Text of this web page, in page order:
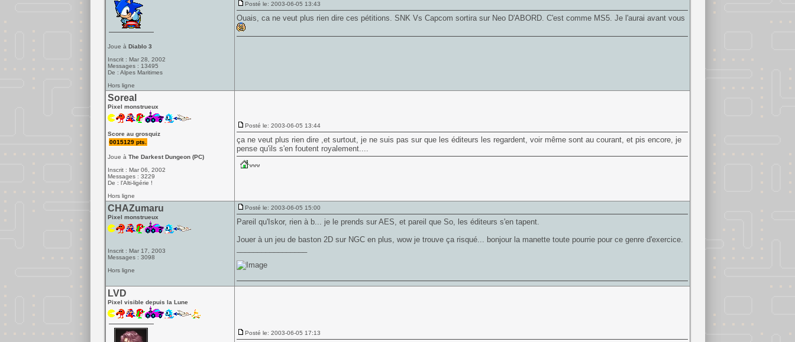
Joue à Diablo 3
Inscrit : Mar 28, 2002
Messages : 13495
De : Alpes Maritimes
Hors ligne
Posté le: 2003-06-05 13:43
Ouais, ca ne veut plus rien dire ces pétitions. SNK Vs Capcom sortira sur Neo D'ABORD. C'est comme MS5. Je l'aurai avant vous
Soreal
Pixel monstrueux
Score au grosquiz
0015129 pts.
Joue à The Darkest Dungeon (PC)
Inscrit : Mar 06, 2002
Messages : 3229
De : l'Alti-ligérie !
Hors ligne
Posté le: 2003-06-05 13:44
ça ne veut plus rien dire ,et surtout, je ne suis pas sur que les éditeurs les regardent, voir même sont au courant, et pis encore, je
pense qu'ils s'en foutent royalement....
CHAZumaru
Pixel monstrueux
Inscrit : Mar 17, 2003
Messages : 3098
Hors ligne
Posté le: 2003-06-05 15:00
Pareil qu'Iskor, rien à b... je le prends sur AES, et pareil que So, les éditeurs s'en tapent.
Jouer à un jeu de baston 2D sur NGC en plus, wow je trouve ça risqué... bonjour la manette toute pourrie pour ce genre d'exercice.
LVD
Pixel visible depuis la Lune
Posté le: 2003-06-05 17:13